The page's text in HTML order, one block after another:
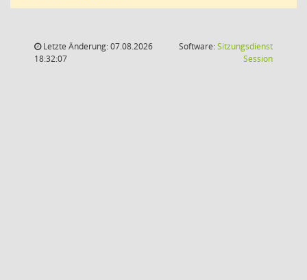
Letzte Änderung: 07.08.2026
18:32:07
Software:Sitzungsdienst
Session(Wird in